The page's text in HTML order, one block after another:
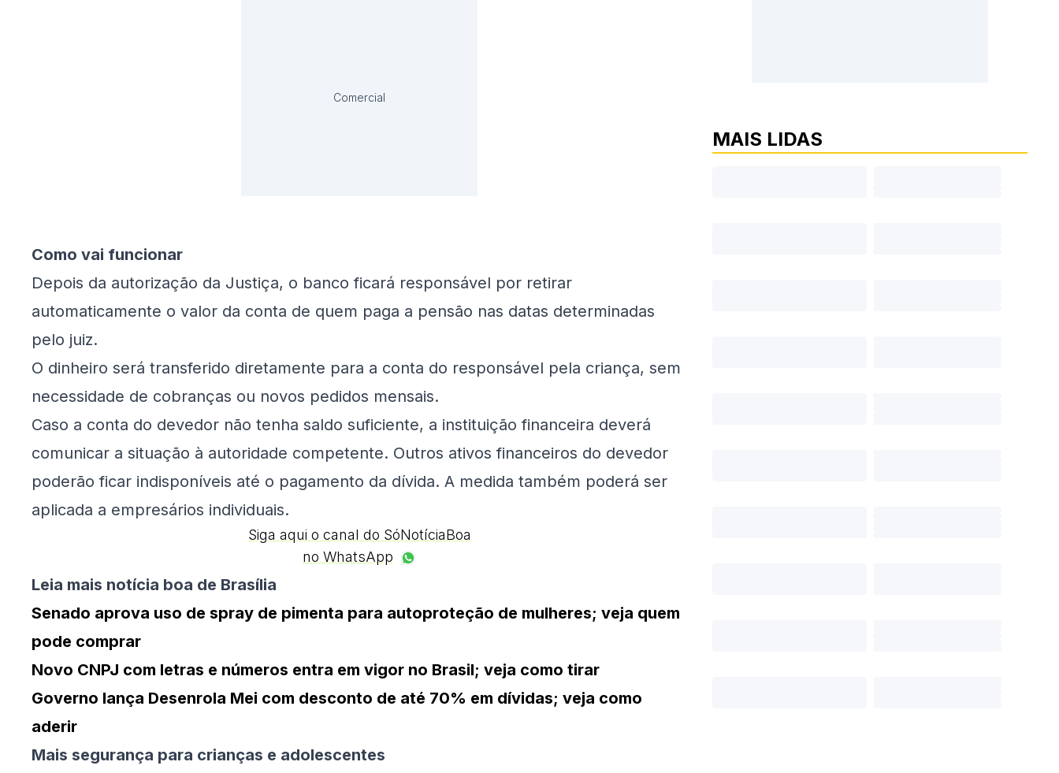
Comercial
Como vai funcionar
Depois da autorização da Justiça, o banco ficará responsável por retirar
automaticamente o valor da conta de quem paga a pensão nas datas determinadas
pelo juiz.
O dinheiro será transferido diretamente para a conta do responsável pela criança, sem
necessidade de cobranças ou novos pedidos mensais.
Caso a conta do devedor não tenha saldo suficiente, a instituição financeira deverá
comunicar a situação à autoridade competente. Outros ativos financeiros do devedor
poderão ficar indisponíveis até o pagamento da dívida. A medida também poderá ser
aplicada a empresários individuais.
Siga aqui o canal do SóNotíciaBoa
no WhatsApp
Leia mais notícia boa de Brasília
Senado aprova uso de spray de pimenta para autoproteção de mulheres; veja quem
pode comprar
Novo CNPJ com letras e números entra em vigor no Brasil; veja como tirar
Governo lança Desenrola Mei com desconto de até 70% em dívidas; veja como
aderir
Mais segurança para crianças e adolescentes
MAIS LIDAS